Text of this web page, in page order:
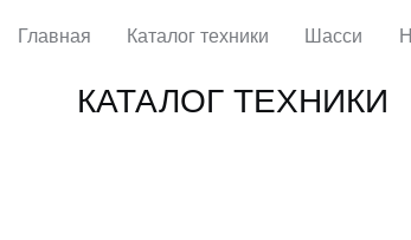
Главная Каталог техники Шасси
КАТАЛОГ ТЕХНИКИ